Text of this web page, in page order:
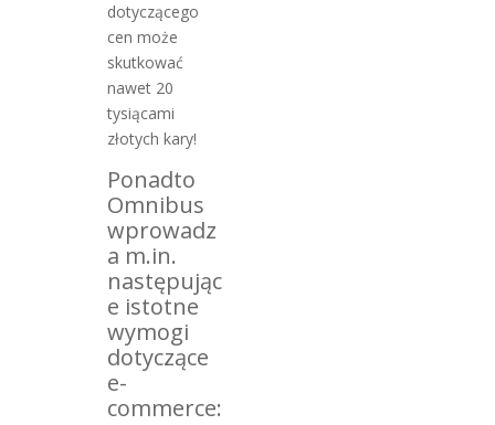
dotyczącego
cen może
skutkować
nawet 20
tysiącami
złotych kary!
Ponadto
Omnibus
wprowadz
a m.in.
następując
e istotne
wymogi
dotyczące
e-
commerce: